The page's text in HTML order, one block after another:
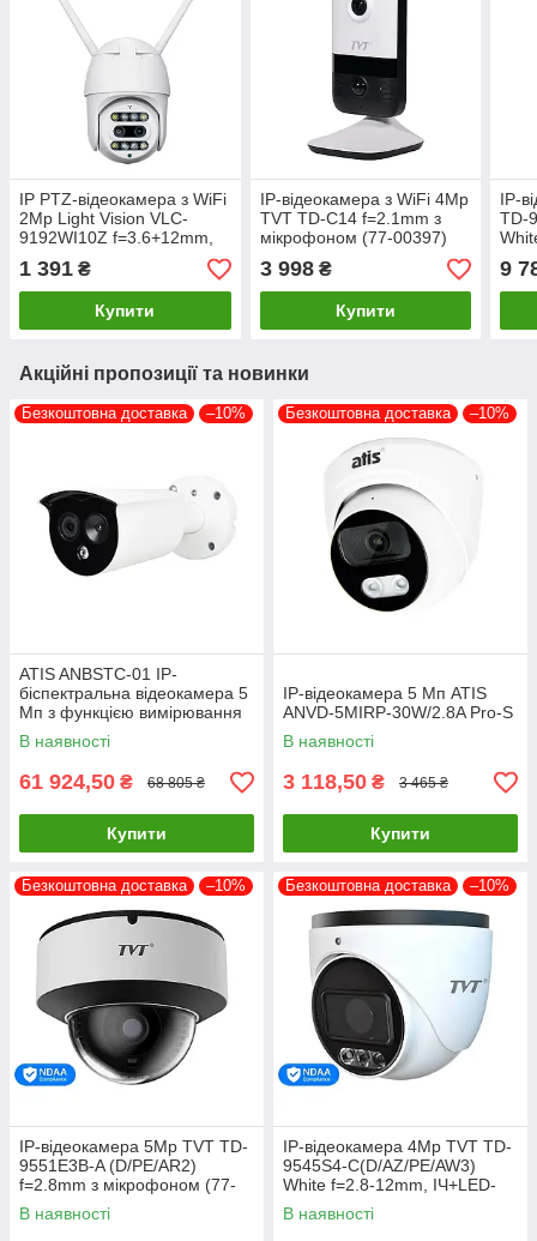
IP PTZ-відеокамера з WiFi
2Mp Light Vision VLC-
9192WI10Z f=3.6+12mm,
мікрофоном (75-00014)
1 391 ₴
Купити
IP-відеокамера з WiFi 4Mp
TVT TD-C14 f=2.1mm з
мікрофоном (77-00397)
3 998₴
Купити
IP-
TD-
9
Акційні пропозиції та новинки
Безкоштовна доставка –10%
ATIS ANBSTC-01 IP-
біспектральна відеокамера 5
Мп з функцією вимірювання
температури тіла
В наявності
61 924,50 ₴ 68 805 ₴
Купити
Безкоштовна доставка –10%
IP-відеокамера 5 Мп ATIS
ANVD-5MIRP-30W/2.8A Pro-S
В наявності
3 118,50 ₴ 3 465 ₴
Купити
Безкоштовна доставка –10%
IP-відеокамера 5Mp TVT TD-
9551E3B-A (D/PE/AR2)
f=2.8mm з мікрофоном (77-
00341)
В наявності
Безкоштовна доставка –10%
IP-відеокамера 4Mp TVT TD-
9545S4-C(D/AZ/PE/AW3)
White f=2.8-12mm, ІЧ+LED-
підсвічування, з мікрофоном
(77-00372)
В наявності